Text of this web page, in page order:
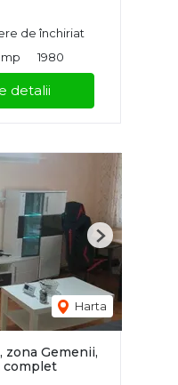
de închiriat
mp 1980
detalii
Harta
Next
zona Gemenii,
complet